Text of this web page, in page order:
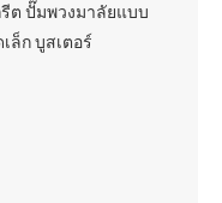
ต ปั๊มพวงมาลัยแบบ
ล็ก บูสเตอร์